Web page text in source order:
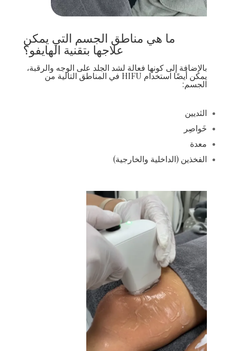
ما هي مناطق الجسم التي يمكن
علاجها بتقنية الهايفو؟
بالإضافة إلى كونها فعالة لشد الجلد على الوجه والرقبة،
يمكن أيضًا استخدام HIFU في المناطق التالية من
الجسم:
الثديين
خَواصِر
معدة
الفخذين (الداخلية والخارجية)